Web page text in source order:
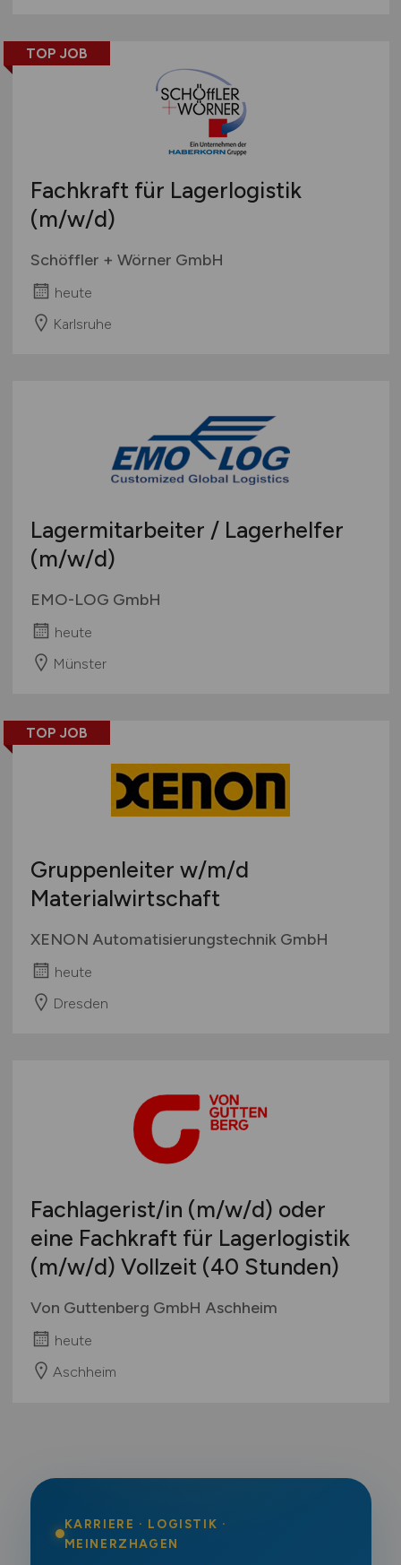
TOP JOB
Fachkraft für Lagerlogistik
(m/w/d)
Schöffler + Wörner GmbH
heute
Karlsruhe
Lagermitarbeiter / Lagerhelfer
(m/w/d)
EMO-LOG GmbH
heute
Münster
TOP JOB
Gruppenleiter w/m/d
Materialwirtschaft
XENON Automatisierungstechnik GmbH
heute
Dresden
Fachlagerist/in (m/w/d) oder
eine Fachkraft für Lagerlogistik
(m/w/d) Vollzeit (40 Stunden)
Von Guttenberg GmbH Aschheim
heute
Aschheim
KARRIERE · LOGISTIK ·
MEINERZHAGEN